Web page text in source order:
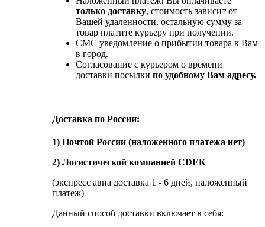
только доставку, стоимость зависит от
Вашей удаленности, остальную сумму за
товар платите курьеру при получении.
СМС уведомление о прибытии товара к Вам
в город.
Согласование с курьером о времени
доставки посылки по удобному Вам адресу.
Доставка по России:
1) Почтой России (наложенного платежа нет)
2) Логистической компанией CDEK
(экспресс авиа доставка 1 - 6 дней, наложенный
платеж)
Данный способ доставки включает в себя: